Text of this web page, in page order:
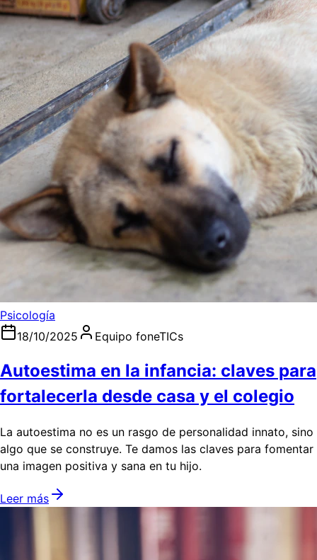
Psicología
18/10/2025
Equipo foneTICs
Autoestima en la infancia: claves para
fortalecerla desde casa y el colegio
La autoestima no es un rasgo de personalidad innato, sino
algo que se construye. Te damos las claves para fomentar
una imagen positiva y sana en tu hijo.
Leer más